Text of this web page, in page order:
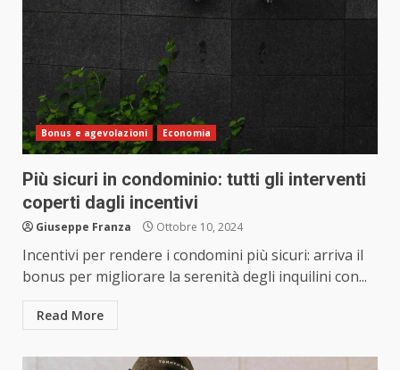
Bonus e agevolazioni Economia
Più sicuri in condominio: tutti gli interventi
coperti dagli incentivi
Giuseppe Franza Ottobre 10, 2024
Incentivi per rendere i condomini più sicuri: arriva il
bonus per migliorare la serenità degli inquilini con...
Read More